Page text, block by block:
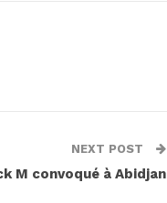
NEXT POST
M convoqué à Abidjan